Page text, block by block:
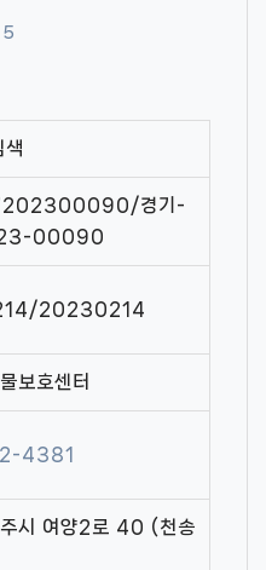
색
경기-
00090
20230214
보호센터
4381
주시 여양2로 40 (천송